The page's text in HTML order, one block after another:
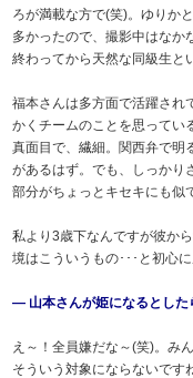
ろが満載な方で(笑)。ゆりか
多かったので、撮影中はなか
終わってから天然な同級生と
福本さんは多方面で活躍され
かくチームのことを思ってい
真面目で、繊細。関西弁で明
があるはず。でも、しっかり
部分がちょっとキセキにも似
私より3歳下なんですが彼か
境はこういうもの･･･と初心
― 山本さんが姫になるとした
え～！全員嫌だな～(笑)。み
そういう対象にならないです